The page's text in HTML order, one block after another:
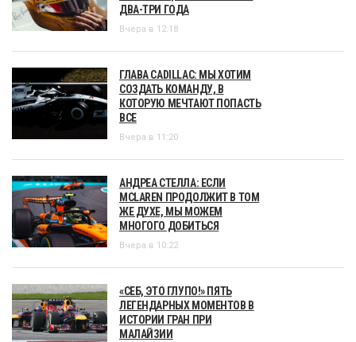
ДВА-ТРИ ГОДА
Вчера в 12:18
ГЛАВА CADILLAC: МЫ ХОТИМ
СОЗДАТЬ КОМАНДУ, В
КОТОРУЮ МЕЧТАЮТ ПОПАСТЬ
ВСЕ
Вчера в 11:20
АНДРЕА СТЕЛЛА: ЕСЛИ
MCLAREN ПРОДОЛЖИТ В ТОМ
ЖЕ ДУХЕ, МЫ МОЖЕМ
МНОГОГО ДОБИТЬСЯ
Вчера в 10:22
«СЕБ, ЭТО ГЛУПО!» ПЯТЬ
ЛЕГЕНДАРНЫХ МОМЕНТОВ В
ИСТОРИИ ГРАН ПРИ
МАЛАЙЗИИ